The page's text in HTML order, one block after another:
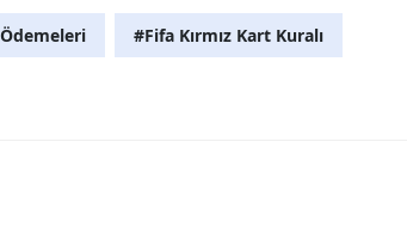
Sivas
#Fifa Kırmız Kart Kuralı